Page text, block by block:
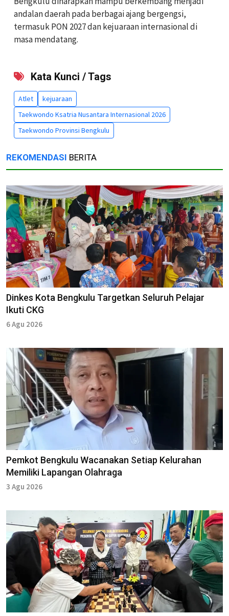
andalan daerah pada berbagai ajang bergengsi,
termasuk PON 2027 dan kejuaraan internasional di
masa mendatang.
Kata Kunci / Tags
Atlet
kejuaraan
Taekwondo Ksatria Nusantara Internasional 2026
Taekwondo Provinsi Bengkulu
REKOMENDASI BERITA
Dinkes Kota Bengkulu Targetkan Seluruh Pelajar
Ikuti CKG
6 Agu 2026
Pemkot Bengkulu Wacanakan Setiap Kelurahan
Memiliki Lapangan Olahraga
3 Agu 2026